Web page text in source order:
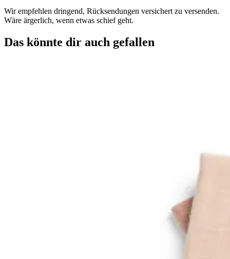
Wir empfehlen dringend, Rücksendungen versichert zu versenden.
Wäre ärgerlich, wenn etwas schief geht.
Das könnte dir auch gefallen